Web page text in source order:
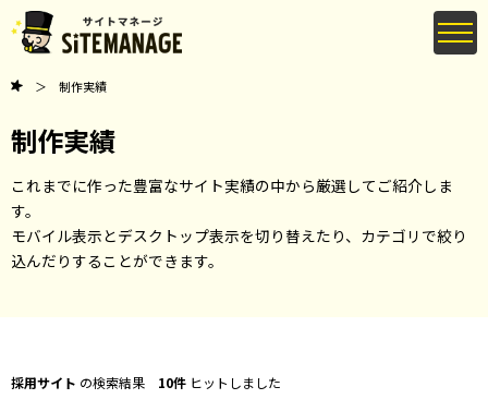
制作実績
制作実績
これまでに作った豊富なサイト実績の中から厳選してご紹介しま
す。
モバイル表示とデスクトップ表示を切り替えたり、カテゴリで絞り
込んだりすることができます。
採用サイト の検索結果 10件 ヒットしました